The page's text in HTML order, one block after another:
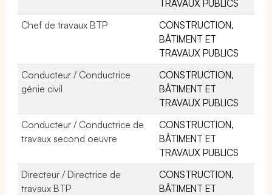
TRAVAUX PUBLICS
Chef de travaux BTP
CONSTRUCTION,
BÂTIMENT ET
TRAVAUX PUBLICS
Conducteur / Conductrice
génie civil
CONSTRUCTION,
BÂTIMENT ET
TRAVAUX PUBLICS
Conducteur / Conductrice de
travaux second oeuvre
CONSTRUCTION,
BÂTIMENT ET
TRAVAUX PUBLICS
Directeur / Directrice de
travaux BTP
CONSTRUCTION,
BÂTIMENT ET